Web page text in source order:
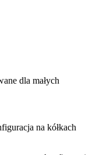
dla małych
na kółkach